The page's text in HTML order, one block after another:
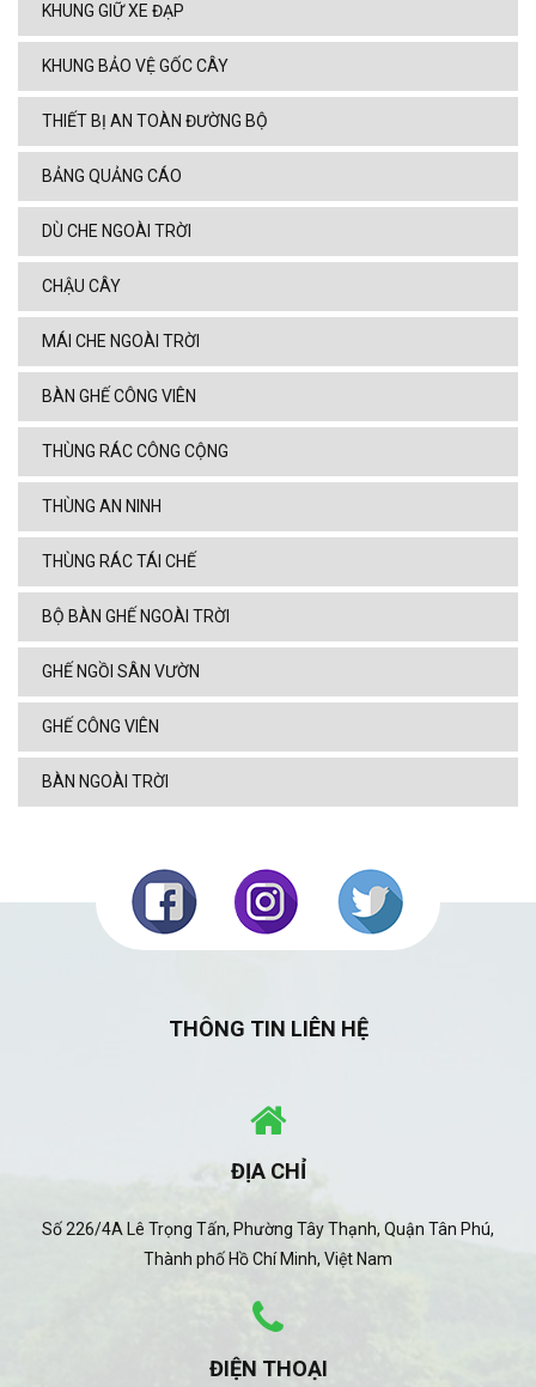
KHUNG GIỮ XE ĐẠP
KHUNG BẢO VỆ GỐC CÂY
THIẾT BỊ AN TOÀN ĐƯỜNG BỘ
BẢNG QUẢNG CÁO
DÙ CHE NGOÀI TRỜI
CHẬU CÂY
MÁI CHE NGOÀI TRỜI
BÀN GHẾ CÔNG VIÊN
THÙNG RÁC CÔNG CỘNG
THÙNG AN NINH
THÙNG RÁC TÁI CHẾ
BỘ BÀN GHẾ NGOÀI TRỜI
GHẾ NGỒI SÂN VƯỜN
GHẾ CÔNG VIÊN
BÀN NGOÀI TRỜI
THÔNG TIN LIÊN HỆ
ĐỊA CHỈ
Số 226/4A Lê Trọng Tấn, Phường Tây Thạnh, Quận Tân Phú,
Thành phố Hồ Chí Minh, Việt Nam
ĐIỆN THOẠI